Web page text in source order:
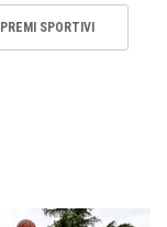
PREMI SPORTIVI